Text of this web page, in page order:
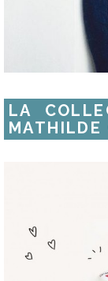
LA
MATHILDE